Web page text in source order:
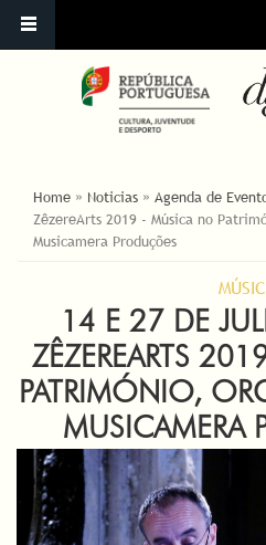
ESTÁ AQUI
Home » Noticias » Agenda de
ZêzereArts 2019 - Música no
Musicamera Produções
14 E 27 DE
ZÊZEREARTS
PATRIMÓNIO,
MUSICAMERA